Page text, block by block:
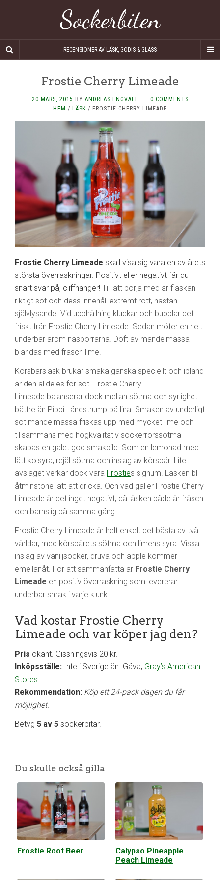
Sockerbiten
RECENSIONER AV LÄSK, GODIS & GLASS
Frostie Cherry Limeade
20 MARS, 2015 BY ANDREAS ENGVALL ·
0 COMMENTS
HEM / LÄSK / FROSTIE CHERRY LIMEADE
Frostie Cherry Limeade skall visa sig vara en av årets
största överraskningar. Positivt eller negativt får du
snart svar på, cliffhanger! Till att börja med är flaskan
riktigt söt och dess innehåll extremt rött, nästan
självlysande. Vid upphällning kluckar och bubblar det
friskt från Frostie Cherry Limeade. Sedan möter en helt
underbar arom näsborrarna. Doft av mandelmassa
blandas med fräsch lime.
Körsbärsläsk brukar smaka ganska speciellt och ibland
är den alldeles för söt. Frostie Cherry
Limeade balanserar dock mellan sötma och syrlighet
bättre än Pippi Långstrump på lina. Smaken av underligt
söt mandelmassa friskas upp med mycket lime och
tillsammans med högkvalitativ sockerrörssötma
skapas en galet god smakbild. Som en lemonad med
lätt kolsyra, rejäl sötma och inslag av körsbär. Lite
avslaget verkar dock vara Frosties signum. Läsken bli
åtminstone lätt att dricka. Och vad gäller Frostie Cherry
Limeade är det inget negativt, då läsken både är fräsch
och barnslig på samma gång.
Frostie Cherry Limeade är helt enkelt det bästa av två
världar, med körsbärets sötma och limens syra. Vissa
inslag av vaniljsocker, druva och äpple kommer
emellanåt. För att sammanfatta är Frostie Cherry
Limeade en positiv överraskning som levererar
underbar smak i varje klunk.
Vad kostar Frostie Cherry
Limeade och var köper jag den?
Pris okänt. Gissningsvis 20 kr.
Inköpsställe: Inte i Sverige än. Gåva, Gray’s American
Stores
Rekommendation: Köp ett 24-pack dagen du får
möjlighet.
Betyg 5 av 5 sockerbitar.
Du skulle också gilla
Frostie Root Beer
Calypso Pineapple
Peach Limeade